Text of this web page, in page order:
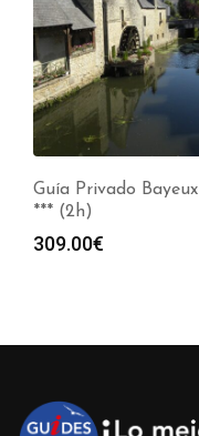
Guía Privado Bayeux
*** (2h)
309.00€